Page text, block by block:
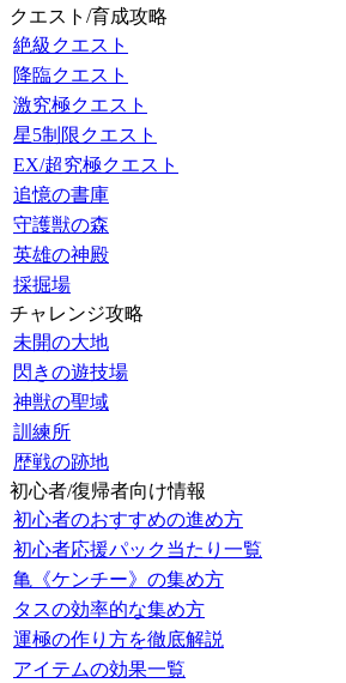
クエスト/育成攻略
絶級クエスト
降臨クエスト
激究極クエスト
星5制限クエスト
EX/超究極クエスト
追憶の書庫
守護獣の森
英雄の神殿
採掘場
チャレンジ攻略
未開の大地
閃きの遊技場
神獣の聖域
訓練所
歴戦の跡地
初心者/復帰者向け情報
初心者のおすすめの進め方
初心者応援パック当たり一覧
亀《ケンチー》の集め方
タスの効率的な集め方
運極の作り方を徹底解説
アイテムの効果一覧